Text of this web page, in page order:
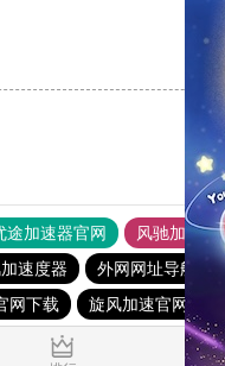
途加速器官网 风驰加速器
速度器 外网网址导航
网下载 旋风加速官网下载